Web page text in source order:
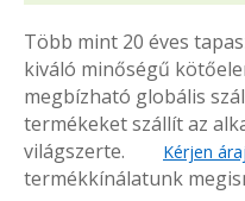
Több mint 20 éves
kiváló minőségű
megbízható globális
termékeket szállít az
világszerte.
Kérjen
termékkínálatunk